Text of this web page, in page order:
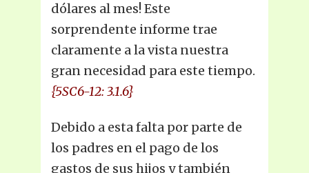
dólares al mes! Este
sorprendente informe trae
claramente a la vista nuestra
gran necesidad para este tiempo.
{5SC6-12: 3.1.6}
Debido a esta falta por parte de
los padres en el pago de los
gastos de sus hijos y también